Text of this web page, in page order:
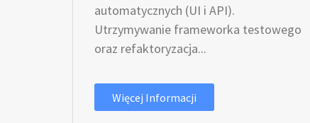
automatycznych (UI i API).
Utrzymywanie frameworka testowego
oraz refaktoryzacja...
Więcej Informacji